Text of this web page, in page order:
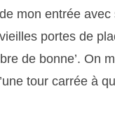
mon entrée
portes de
de bonne’. On
tour carrée à